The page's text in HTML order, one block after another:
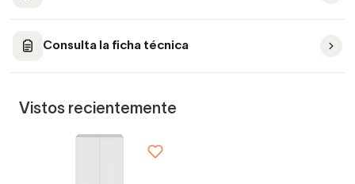
Consulta la ficha técnica
Vistos recientemente